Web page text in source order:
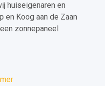
huiseigenaren en
en Koog aan de Zaan
zonnepaneel